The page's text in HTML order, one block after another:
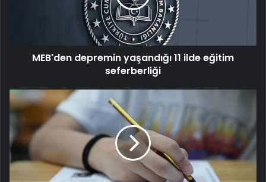
MEB'den depremin yaşandığı 11 ilde eğitim
seferberliği
İlköğretim
ve
Ortaöğretim
Kurumları
Bursluluk